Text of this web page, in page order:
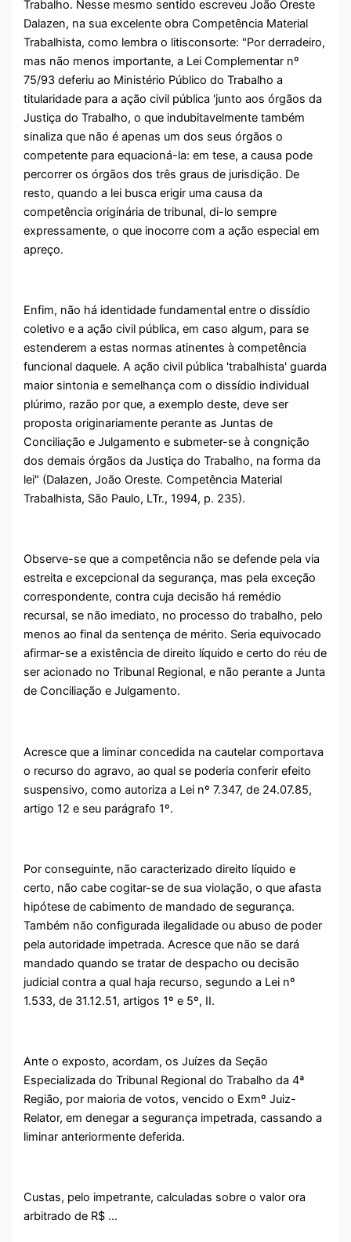
Trabalho. Nesse mesmo sentido escreveu João Oreste
Dalazen, na sua excelente obra Competência Material
Trabalhista, como lembra o litisconsorte: "Por derradeiro,
mas não menos importante, a Lei Complementar nº
75/93 deferiu ao Ministério Público do Trabalho a
titularidade para a ação civil pública 'junto aos órgãos da
Justiça do Trabalho, o que indubitavelmente também
sinaliza que não é apenas um dos seus órgãos o
competente para equacioná-la: em tese, a causa pode
percorrer os órgãos dos três graus de jurisdição. De
resto, quando a lei busca erigir uma causa da
competência originária de tribunal, di-lo sempre
expressamente, o que inocorre com a ação especial em
apreço.
Enfim, não há identidade fundamental entre o dissídio
coletivo e a ação civil pública, em caso algum, para se
estenderem a estas normas atinentes à competência
funcional daquele. A ação civil pública 'trabalhista' guarda
maior sintonia e semelhança com o dissídio individual
plúrimo, razão por que, a exemplo deste, deve ser
proposta originariamente perante as Juntas de
Conciliação e Julgamento e submeter-se à congnição
dos demais órgãos da Justiça do Trabalho, na forma da
lei" (Dalazen, João Oreste. Competência Material
Trabalhista, São Paulo, LTr., 1994, p. 235).
Observe-se que a competência não se defende pela via
estreita e excepcional da segurança, mas pela exceção
correspondente, contra cuja decisão há remédio
recursal, se não imediato, no processo do trabalho, pelo
menos ao final da sentença de mérito. Seria equivocado
afirmar-se a existência de direito líquido e certo do réu de
ser acionado no Tribunal Regional, e não perante a Junta
de Conciliação e Julgamento.
Acresce que a liminar concedida na cautelar comportava
o recurso do agravo, ao qual se poderia conferir efeito
suspensivo, como autoriza a Lei nº 7.347, de 24.07.85,
artigo 12 e seu parágrafo 1º.
Por conseguinte, não caracterizado direito líquido e
certo, não cabe cogitar-se de sua violação, o que afasta
hipótese de cabimento de mandado de segurança.
Também não configurada ilegalidade ou abuso de poder
pela autoridade impetrada. Acresce que não se dará
mandado quando se tratar de despacho ou decisão
judicial contra a qual haja recurso, segundo a Lei nº
1.533, de 31.12.51, artigos 1º e 5º, II.
Ante o exposto, acordam, os Juízes da Seção
Especializada do Tribunal Regional do Trabalho da 4ª
Região, por maioria de votos, vencido o Exmº Juiz-
Relator, em denegar a segurança impetrada, cassando a
liminar anteriormente deferida.
Custas, pelo impetrante, calculadas sobre o valor ora
arbitrado de R$ ...